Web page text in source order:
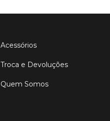
Acessórios
Troca e Devoluções
Quem Somos